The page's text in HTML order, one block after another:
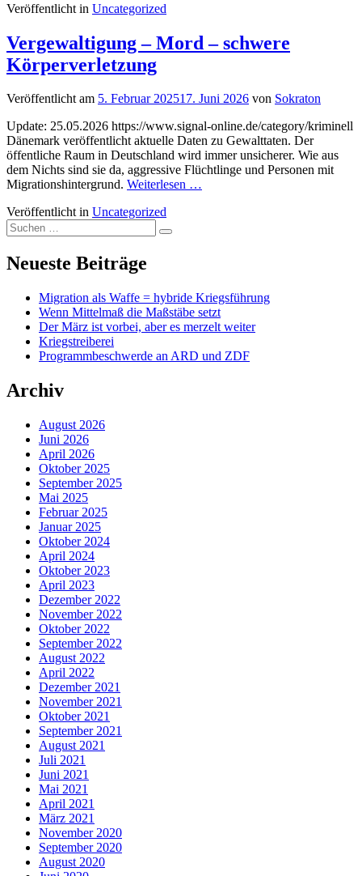
Veröffentlicht in Uncategorized
Vergewaltigung – Mord – schwere
Körperverletzung
Veröffentlicht am 5. Februar 202517. Juni 2026 von Sokraton
Update: 25.05.2026 https://www.signal-online.de/category/kriminell
Dänemark veröffentlicht aktuelle Daten zu Gewalttaten. Der
öffentliche Raum in Deutschland wird immer unsicherer. Wie aus
dem Nichts sind sie da, aggressive Flüchtlinge und Personen mit
Migrationshintergrund. Weiterlesen …
Veröffentlicht in Uncategorized
Suchen
nach:
Suchen
Neueste Beiträge
Migration als Waffe = hybride Kriegsführung
Wenn Mittelmaß die Maßstäbe setzt
Der März ist vorbei, aber es merzelt weiter
Kriegstreiberei
Programmbeschwerde an ARD und ZDF
Archiv
August 2026
Juni 2026
April 2026
Oktober 2025
September 2025
Mai 2025
Februar 2025
Januar 2025
Oktober 2024
April 2024
Oktober 2023
April 2023
Dezember 2022
November 2022
Oktober 2022
September 2022
August 2022
April 2022
Dezember 2021
November 2021
Oktober 2021
September 2021
August 2021
Juli 2021
Juni 2021
Mai 2021
April 2021
März 2021
November 2020
September 2020
August 2020